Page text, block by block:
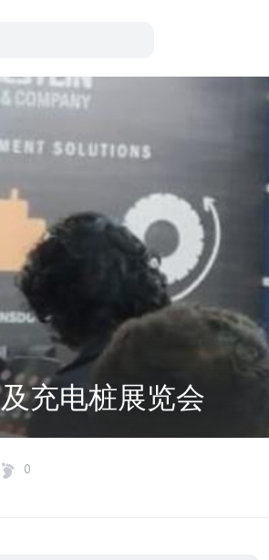
充电桩展览会
0